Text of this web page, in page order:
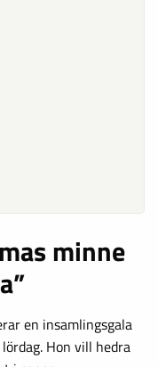
minne
en insamlingsgala
Hon vill hedra